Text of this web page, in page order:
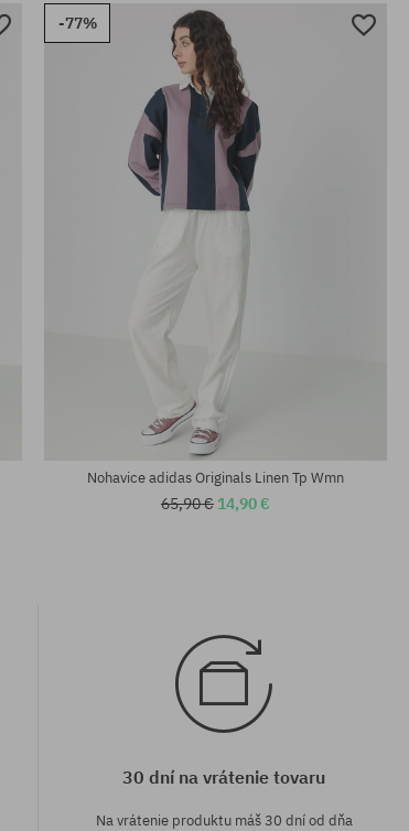
Dostupné veľkosti:
-77%
Nohavice adidas Originals Linen Tp Wmn
65,90 € 14,90 €
30 dní na vrátenie tovaru
Na vrátenie produktu máš 30 dní od dňa